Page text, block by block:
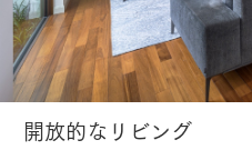
開放的なリビング